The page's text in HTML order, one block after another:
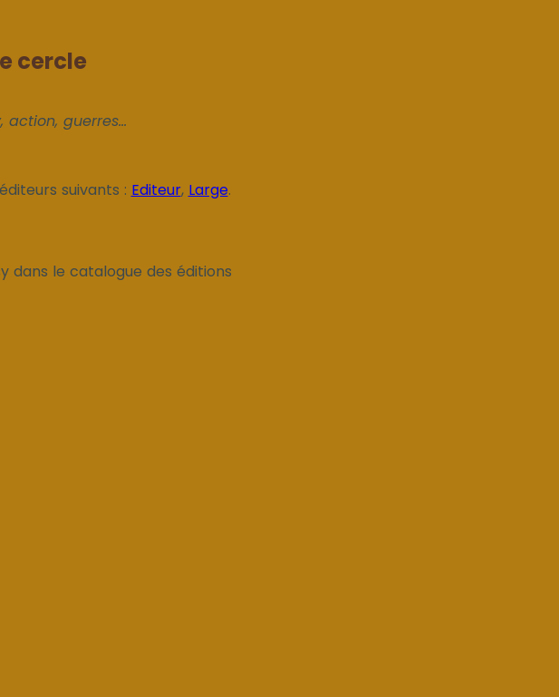
cercle
action, guerres...
suivants : Editeur, Large.
dans le catalogue des éditions